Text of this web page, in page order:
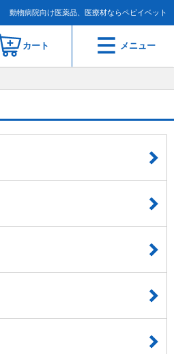
動物病院向け医薬品、医療材ならペピイベット
カート メニュー